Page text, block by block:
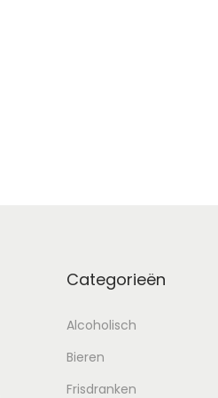
Categorieën
Alcoholisch
Bieren
Frisdranken